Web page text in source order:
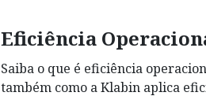
Eficiência
Saiba o que é eficiência
também como a Klabin aplica